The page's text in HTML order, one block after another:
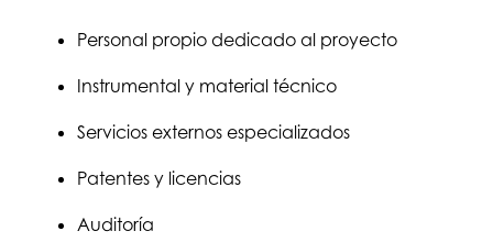
Personal propio dedicado al proyecto
Instrumental y material técnico
Servicios externos especializados
Patentes y licencias
Auditoría